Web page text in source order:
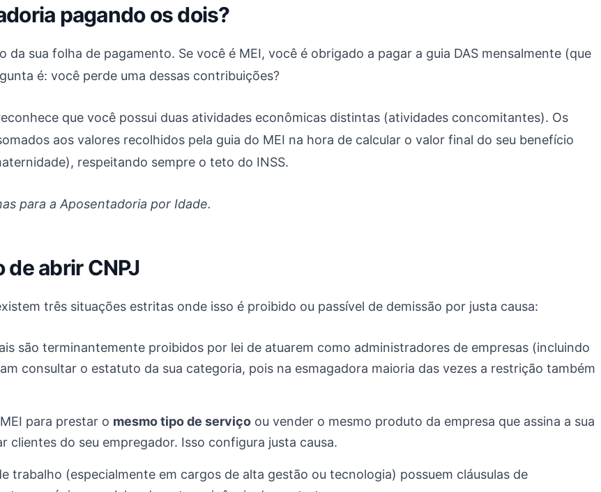
pagando os dois?
da sua folha de pagamento. Se você é MEI, você é obrigado a pagar a guia DAS mensalmente (que
é: você perde uma dessas contribuições?
que você possui duas atividades econômicas distintas (atividades concomitantes). Os
aos valores recolhidos pela guia do MEI na hora de calcular o valor final do seu benefício
respeitando sempre o teto do INSS.
para a Aposentadoria por Idade.
de abrir CNPJ
três situações estritas onde isso é proibido ou passível de demissão por justa causa:
são terminantemente proibidos por lei de atuarem como administradores de empresas (incluindo
consultar o estatuto da sua categoria, pois na esmagadora maioria das vezes a restrição também
para prestar o mesmo tipo de serviço ou vender o mesmo produto da empresa que assina a sua
clientes do seu empregador. Isso configura justa causa.
trabalho (especialmente em cargos de alta gestão ou tecnologia) possuem cláusulas de